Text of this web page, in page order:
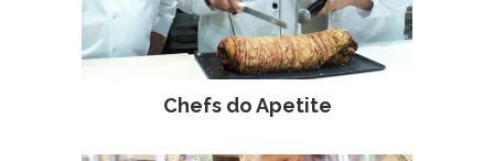
Chefs do Apetite